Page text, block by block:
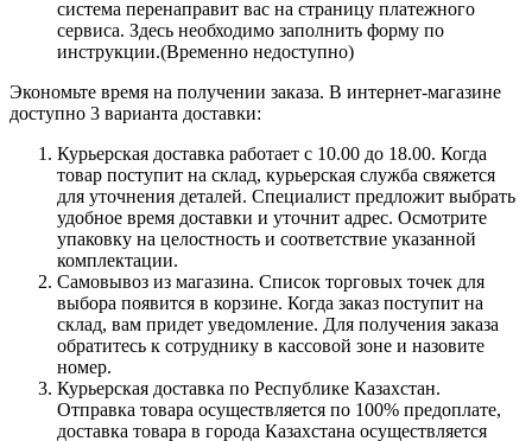
система перенаправит вас на страницу платежного
сервиса. Здесь необходимо заполнить форму по
инструкции.(Временно недоступно)
Экономьте время на получении заказа. В интернет-магазине
доступно 3 варианта доставки:
Курьерская доставка работает с 10.00 до 18.00. Когда
товар поступит на склад, курьерская служба свяжется
для уточнения деталей. Специалист предложит выбрать
удобное время доставки и уточнит адрес. Осмотрите
упаковку на целостность и соответствие указанной
комплектации.
Самовывоз из магазина. Список торговых точек для
выбора появится в корзине. Когда заказ поступит на
склад, вам придет уведомление. Для получения заказа
обратитесь к сотруднику в кассовой зоне и назовите
номер.
Курьерская доставка по Республике Казахстан.
Отправка товара осуществляется по 100% предоплате,
доставка товара в города Казахстана осуществляется